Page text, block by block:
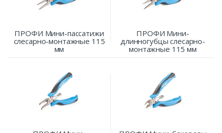
ПРОФИ Мини-пассатижи
слесарно-монтажные 115
мм
ПРОФИ Мини-
длинногубцы слесарно-
монтажные 115 мм